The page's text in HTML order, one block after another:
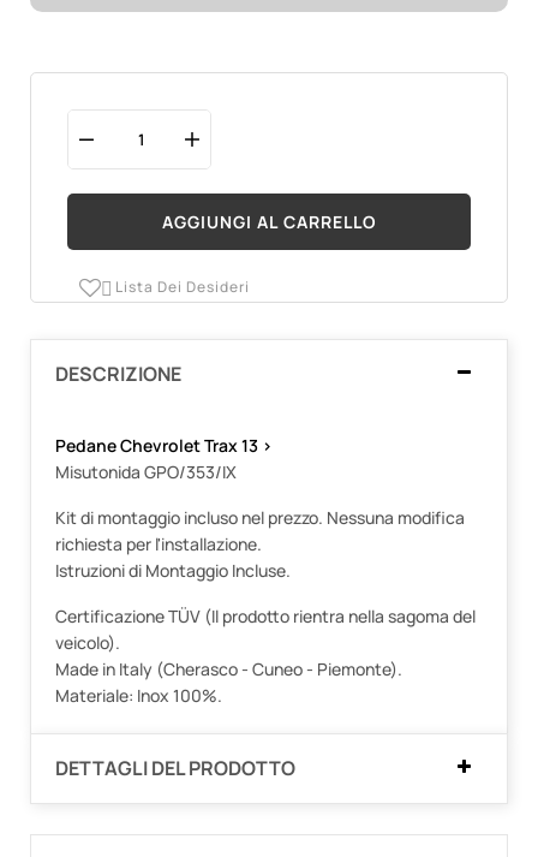
AGGIUNGI AL CARRELLO
 Lista Dei Desideri
DESCRIZIONE
Pedane Chevrolet Trax 13 >
Misutonida GPO/353/IX
Kit di montaggio incluso nel prezzo. Nessuna modifica
richiesta per l'installazione.
Istruzioni di Montaggio Incluse.
Certificazione TÜV (Il prodotto rientra nella sagoma del
veicolo).
Made in Italy (Cherasco - Cuneo - Piemonte).
Materiale: Inox 100%.
DETTAGLI DEL PRODOTTO